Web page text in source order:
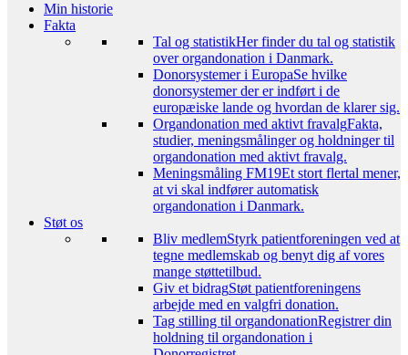
Min historie
Fakta
Tal og statistikHer finder du tal og statistik
over organdonation i Danmark.
Donorsystemer i EuropaSe hvilke
donorsystemer der er indført i de
europæiske lande og hvordan de klarer sig.
Organdonation med aktivt fravalgFakta,
studier, meningsmålinger og holdninger til
organdonation med aktivt fravalg.
Meningsmåling FM19Et stort flertal mener,
at vi skal indfører automatisk
organdonation i Danmark.
Støt os
Bliv medlemStyrk patientforeningen ved at
tegne medlemskab og benyt dig af vores
mange støttetilbud.
Giv et bidragStøt patientforeningens
arbejde med en valgfri donation.
Tag stilling til organdonationRegistrer din
holdning til organdonation i